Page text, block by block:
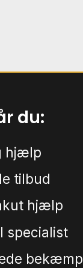
du:
hjælp
tilbud
hjælp
specialist